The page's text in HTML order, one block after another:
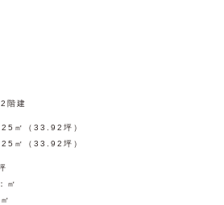
階建
㎡（33.92坪）
㎡（33.92坪）
㎡